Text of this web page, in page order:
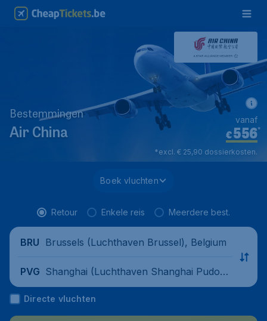
Bestemmingen
Air China €556*
vanaf
*excl. € 25,90 dossierkosten.
Boek vluchten
Retour Enkele reis Meerdere best.
BRU Brussels (Luchthaven Brussel), Belgium
PVG Shanghai (Luchthaven Shanghai Pudon
g), China
Directe vluchten